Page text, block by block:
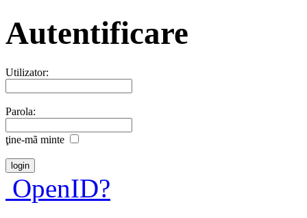
Autentificare
Utilizator:
Parola:
ţine-mã minte
OpenID?